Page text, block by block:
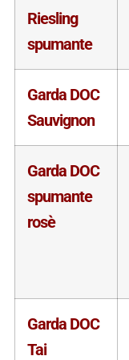
Riesling
spumante
Garda DOC
Sauvignon
Garda DOC
spumante
rosè
Garda DOC
Tai